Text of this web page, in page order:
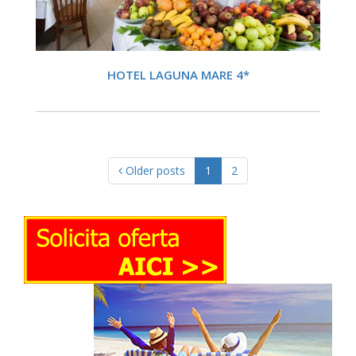
DETALII
HOTEL LAGUNA MARE 4*
Posts navigation
Older posts 1 2